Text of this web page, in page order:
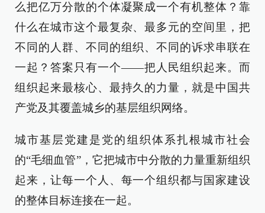
么把亿万分散的个体凝聚成一个有机整体？靠
什么在城市这个最复杂、最多元的空间里，把
不同的人群、不同的组织、不同的诉求串联在
一起？答案只有一个——把人民组织起来。而
组织起来最核心、最持久的力量，就是中国共
产党及其覆盖城乡的基层组织网络。
城市基层党建是党的组织体系扎根城市社会
的“毛细血管”，它把城市中分散的力量重新组织
起来，让每一个人、每一个组织都与国家建设
的整体目标连接在一起。